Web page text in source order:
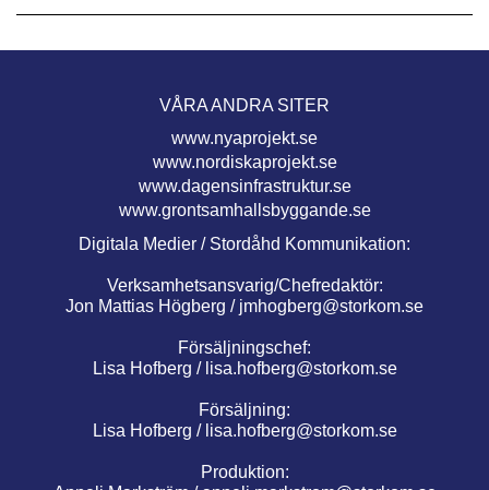
VÅRA ANDRA SITER
www.nyaprojekt.se
www.nordiskaprojekt.se
www.dagensinfrastruktur.se
www.grontsamhallsbyggande.se
Digitala Medier / Stordåhd Kommunikation:
Verksamhetsansvarig/Chefredaktör:
Jon Mattias Högberg / jmhogberg@storkom.se
Försäljningschef:
Lisa Hofberg / lisa.hofberg@storkom.se
Försäljning:
Lisa Hofberg / lisa.hofberg@storkom.se
Produktion: